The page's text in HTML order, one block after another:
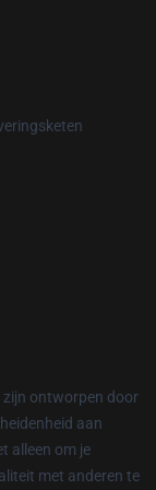
zijn ontworpen door
aan
alleen om je
met anderen te